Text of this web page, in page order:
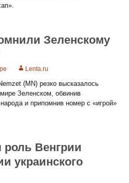
Зеленскому
Lenta.ru
(MN) резко высказалось
Зеленском, обвинив
и припомнив номер с «игрой»
Венгрии
украинского